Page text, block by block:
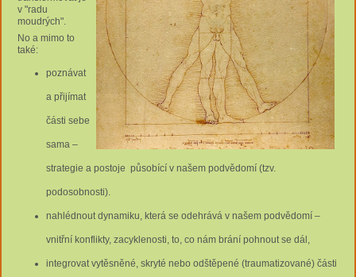
v "radu
moudrých".
No a mimo to
také:
poznávat
a přijímat
části sebe
sama –
strategie a postoje působící v našem podvědomí (tzv.
podosobnosti).
nahlédnout dynamiku, která se odehrává v našem podvědomí –
vnitřní konflikty, zacyklenosti, to, co nám brání pohnout se dál,
integrovat vytěsněné, skryté nebo odštěpené (traumatizované) části